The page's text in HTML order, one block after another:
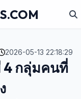
2026-05-13 22:18:29
4 กลุ่มคนที่